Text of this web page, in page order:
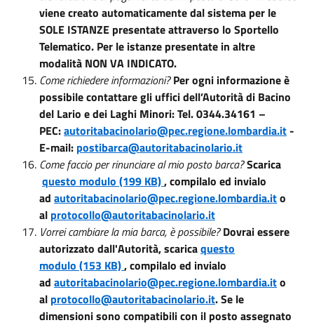
viene creato automaticamente dal sistema per le
SOLE ISTANZE presentate attraverso lo Sportello
Telematico. Per le istanze presentate in altre
modalità NON VA INDICATO.
Come richiedere informazioni? Per ogni informazione è
possibile contattare gli uffici dell’Autorità di Bacino
del Lario e dei Laghi Minori: Tel. 0344.34161 –
PEC:autoritabacinolario@pec.regione.lombardia.it-
E-mail: postibarca@autoritabacinolario.it
Come faccio per rinunciare al mio posto barca?Scarica
questo modulo (199 KB), compilalo ed invialo
ad autoritabacinolario@pec.regione.lombardia.ito
al protocollo@autoritabacinolario.it
Vorrei cambiare la mia barca, è possibile? Dovrai essere
autorizzato dall'Autorità, scaricaquesto
modulo (153 KB), compilalo ed invialo
ad autoritabacinolario@pec.regione.lombardia.ito
al protocollo@autoritabacinolario.it. Se le
dimensioni sono compatibili con il posto assegnato